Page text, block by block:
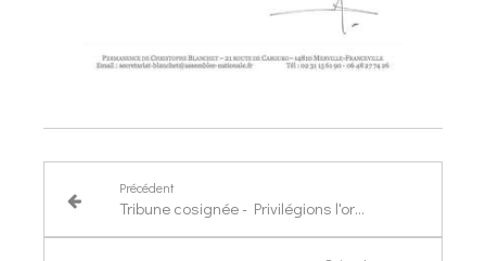
Précédent
Tribune cosignée - Privilégions l'origine France dans la commande publique !